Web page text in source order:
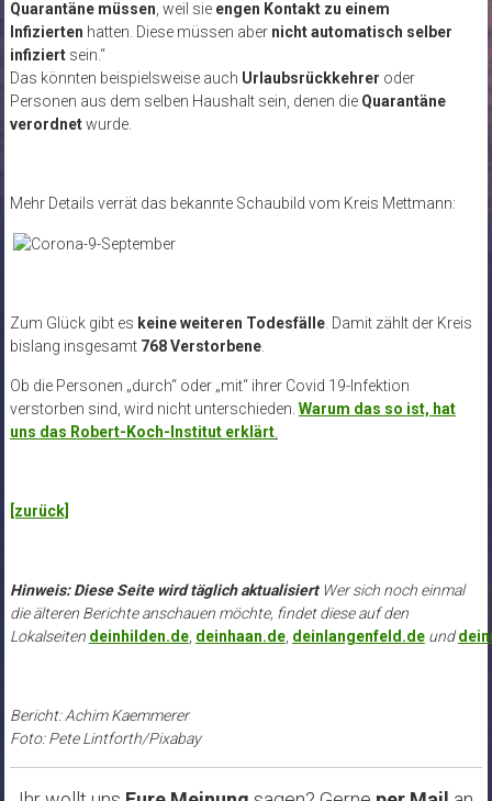
Quarantäne müssen, weil sie engen Kontakt zu einem
Infizierten hatten. Diese müssen aber nicht automatisch selber
infiziertsein.“
Das könnten beispielsweise auch Urlaubsrückkehrer oder
Personen aus dem selben Haushalt sein, denen die Quarantäne
verordnetwurde.
Mehr Details verrät das bekannte Schaubild vom Kreis Mettmann:
Zum Glück gibt es keine weiteren Todesfälle. Damit zählt der Kreis
bislang insgesamt 768 Verstorbene.
Ob die Personen „durch“ oder „mit“ ihrer Covid 19-Infektion
verstorben sind, wird nicht unterschieden. Warum das so ist, hat
uns das Robert-Koch-Institut erklärt.
[zurück]
Hinweis: Diese Seite wird täglich aktualisiert Wer sich noch einmal
die älteren Berichte anschauen möchte, findet diese auf den
Lokalseiten deinhilden.de, deinhaan.de, deinlangenfeld.deund
Bericht: Achim Kaemmerer
Foto: Pete Lintforth/Pixabay